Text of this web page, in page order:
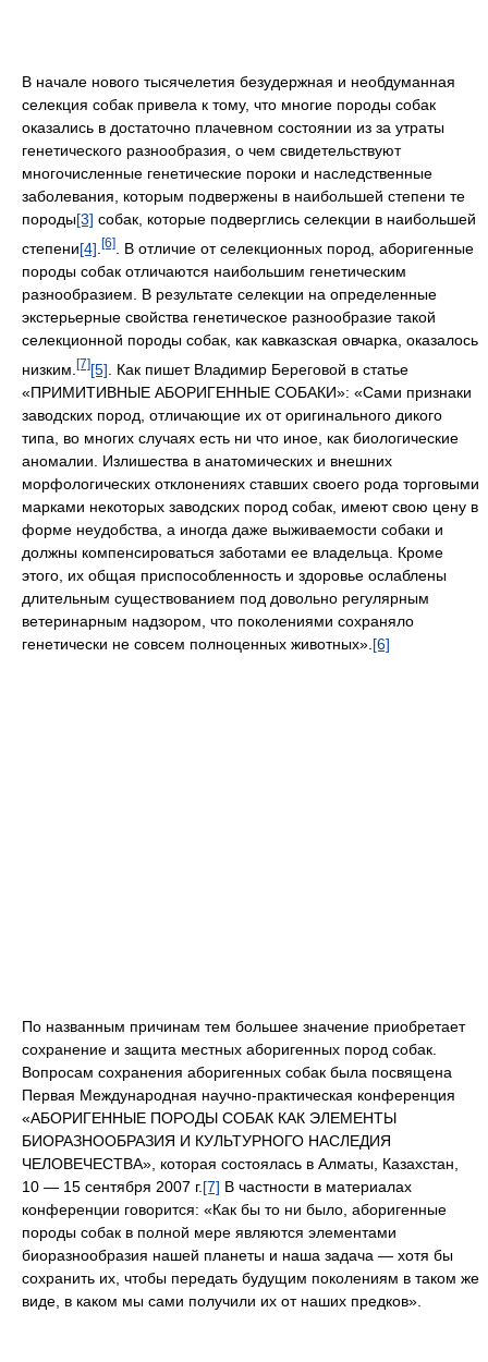
В начале нового тысячелетия безудержная и необдуманная
селекция собак привела к тому, что многие породы собак
оказались в достаточно плачевном состоянии из за утраты
генетического разнообразия, о чем свидетельствуют
многочисленные генетические пороки и наследственные
заболевания, которым подвержены в наибольшей степени те
породы[3] собак, которые подверглись селекции в наибольшей
степени[4] [6]
. В отличие от селекционных пород, аборигенные
породы собак отличаются наибольшим генетическим
разнообразием. В результате селекции на определенные
экстерьерные свойства генетическое разнообразие такой
селекционной породы собак, как кавказская овчарка, оказалось
низким. [7][5] . Как пишет Владимир Береговой в статье
«ПРИМИТИВНЫЕ АБОРИГЕННЫЕ СОБАКИ»: «Сами признаки
заводских пород, отличающие их от оригинального дикого
типа, во многих случаях есть ни что иное, как биологические
аномалии. Излишества в анатомических и внешних
морфологических отклонениях ставших своего рода торговыми
марками некоторых заводских пород собак, имеют свою цену в
форме неудобства, а иногда даже выживаемости собаки и
должны компенсироваться заботами ее владельца. Кроме
этого, их общая приспособленность и здоровье ослаблены
длительным существованием под довольно регулярным
ветеринарным надзором, что поколениями сохраняло
генетически не совсем полноценных животных». [6]
По названным причинам тем большее значение приобретает
сохранение и защита местных аборигенных пород собак.
Вопросам сохранения аборигенных собак была посвящена
Первая Международная научно-практическая конференция
«АБОРИГЕННЫЕ ПОРОДЫ СОБАК КАК ЭЛЕМЕНТЫ
БИОРАЗНООБРАЗИЯ И КУЛЬТУРНОГО НАСЛЕДИЯ
ЧЕЛОВЕЧЕСТВА», которая состоялась в Алматы, Казахстан,
10 — 15 сентября 2007 г.[7] В частности в материалах
конференции говорится: «Как бы то ни было, аборигенные
породы собак в полной мере являются элементами
биоразнообразия нашей планеты и наша задача — хотя бы
сохранить их, чтобы передать будущим поколениям в таком же
виде, в каком мы сами получили их от наших предков».